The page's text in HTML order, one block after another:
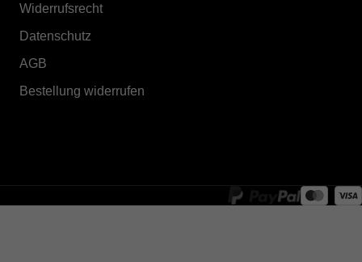
Widerrufsrecht
Datenschutz
AGB
Bestellung widerrufen